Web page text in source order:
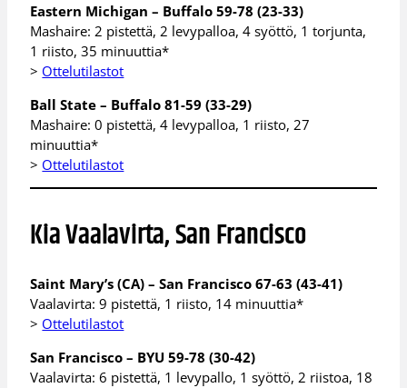
Eastern Michigan – Buffalo 59-78 (23-33)
Mashaire: 2 pistettä, 2 levypalloa, 4 syöttö, 1 torjunta,
1 riisto, 35 minuuttia*
> Ottelutilastot
Ball State – Buffalo 81-59 (33-29)
Mashaire: 0 pistettä, 4 levypalloa, 1 riisto, 27
minuuttia*
> Ottelutilastot
Kia Vaalavirta, San Francisco
Saint Mary’s (CA) – San Francisco 67-63 (43-41)
Vaalavirta: 9 pistettä, 1 riisto, 14 minuuttia*
> Ottelutilastot
San Francisco – BYU 59-78 (30-42)
Vaalavirta: 6 pistettä, 1 levypallo, 1 syöttö, 2 riistoa, 18